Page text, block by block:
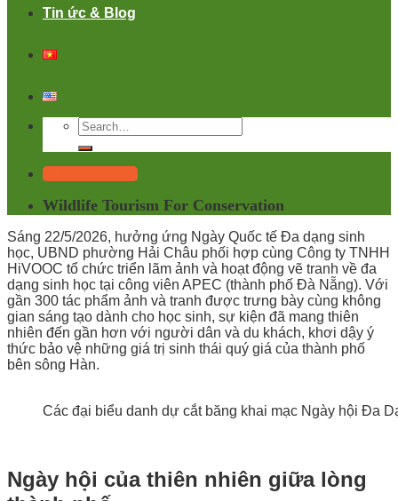
Tin ức & Blog
Tailor Your Trip
Wildlife Tourism For Conservation
Sáng 22/5/2026, hưởng ứng Ngày Quốc tế Đa dạng sinh
học, UBND phường Hải Châu phối hợp cùng Công ty TNHH
HiVOOC tổ chức triển lãm ảnh và hoạt động vẽ tranh về đa
dạng sinh học tại công viên APEC (thành phố Đà Nẵng). Với
gần 300 tác phẩm ảnh và tranh được trưng bày cùng không
gian sáng tạo dành cho học sinh, sự kiện đã mang thiên
nhiên đến gần hơn với người dân và du khách, khơi dậy ý
thức bảo vệ những giá trị sinh thái quý giá của thành phố
bên sông Hàn.
Các đại biểu danh dự cắt băng khai mạc Ngày hội Đa
Ngày hội của thiên nhiên giữa lòng